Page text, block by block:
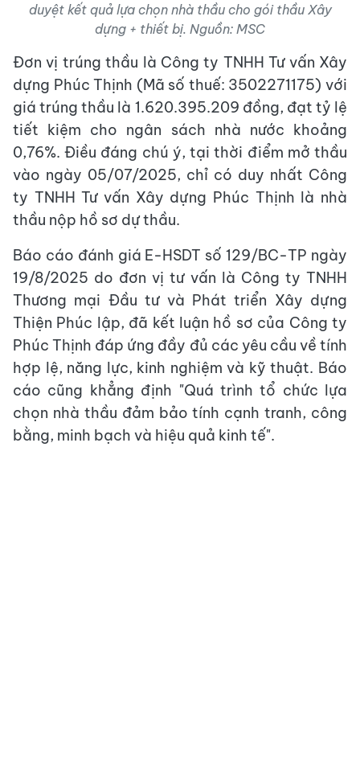
duyệt kết quả lựa chọn nhà thầu cho gói thầu Xây
dựng + thiết bị. Nguồn: MSC
Đơn vị trúng thầu là Công ty TNHH Tư vấn Xây
dựng Phúc Thịnh (Mã số thuế: 3502271175) với
giá trúng thầu là 1.620.395.209 đồng, đạt tỷ lệ
tiết kiệm cho ngân sách nhà nước khoảng
0,76%. Điều đáng chú ý, tại thời điểm mở thầu
vào ngày 05/07/2025, chỉ có duy nhất Công
ty TNHH Tư vấn Xây dựng Phúc Thịnh là nhà
thầu nộp hồ sơ dự thầu.
Báo cáo đánh giá E-HSDT số 129/BC-TP ngày
19/8/2025 do đơn vị tư vấn là Công ty TNHH
Thương mại Đầu tư và Phát triển Xây dựng
Thiện Phúc lập, đã kết luận hồ sơ của Công ty
Phúc Thịnh đáp ứng đầy đủ các yêu cầu về tính
hợp lệ, năng lực, kinh nghiệm và kỹ thuật. Báo
cáo cũng khẳng định "Quá trình tổ chức lựa
chọn nhà thầu đảm bảo tính cạnh tranh, công
bằng, minh bạch và hiệu quả kinh tế".